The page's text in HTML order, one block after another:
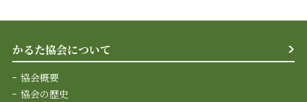
かるた協会について
協会概要
協会の歴史